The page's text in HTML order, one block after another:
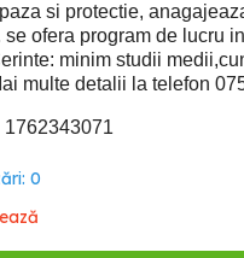
si protectie,
se ofera program de lucru
minim studii
multe detalii la telefon
1762343071
0